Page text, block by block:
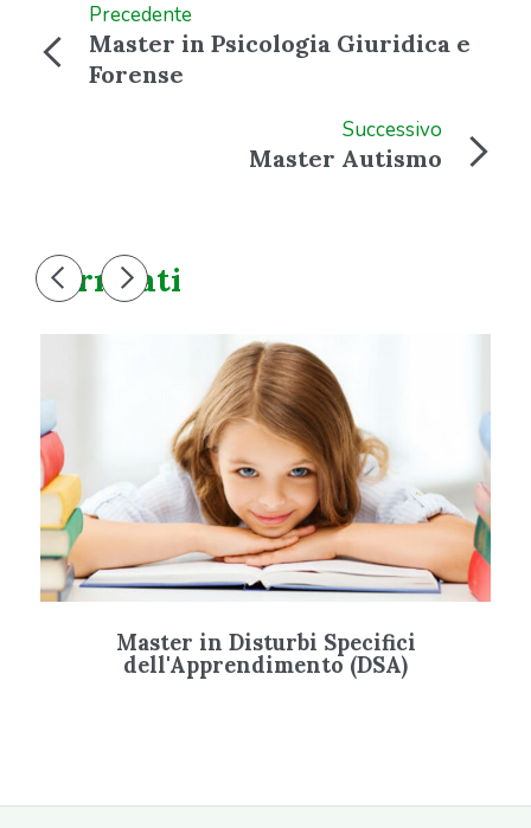
Precedente
Master in Psicologia Giuridica e
Forense
Successivo
Master Autismo
Correlati
Master in Disturbi Specifici
dell'Apprendimento (DSA)